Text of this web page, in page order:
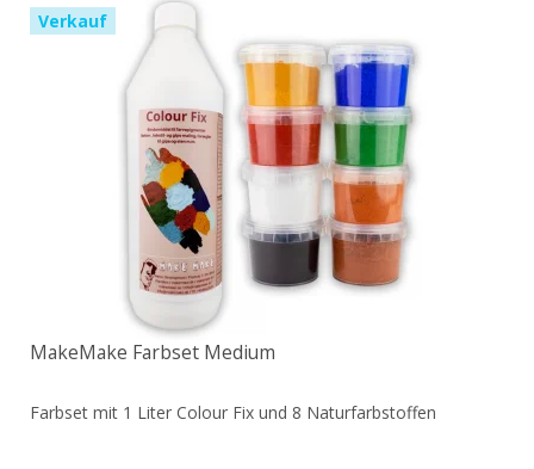
Verkauf
MakeMake Farbset Medium
Farbset mit 1 Liter Colour Fix und 8 Naturfarbstoffen